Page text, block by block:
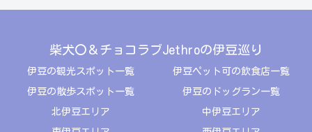
柴犬〇＆チョコラブJethroの伊豆巡り
伊豆の観光スポット一覧 伊豆ペット可の飲食店一覧
伊豆の散歩スポット一覧 伊豆のドッグラン一覧
北伊豆エリア 中伊豆エリア